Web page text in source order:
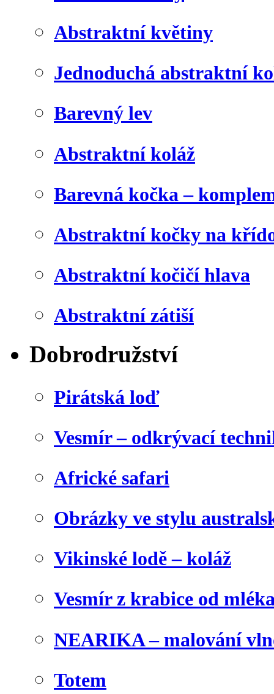
Abstraktní květiny
Jednoduchá abstraktní
Barevný lev
Abstraktní koláž
Barevná kočka –
Abstraktní kočky na
Abstraktní kočičí hlava
Abstraktní zátiší
Dobrodružství
Pirátská loď
Vesmír – odkrývací
Africké safari
Obrázky ve stylu
Vikinské lodě – koláž
Vesmír z krabice od
NEARIKA – malování
Totem